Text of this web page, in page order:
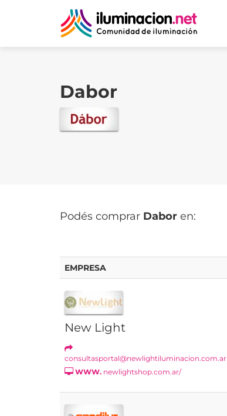
Dabor
Podés comprar Dabor en:
EMPRESA
New Light
consultasportal@newlightiluminacion.com.ar
WWW. newlightshop.com.ar/